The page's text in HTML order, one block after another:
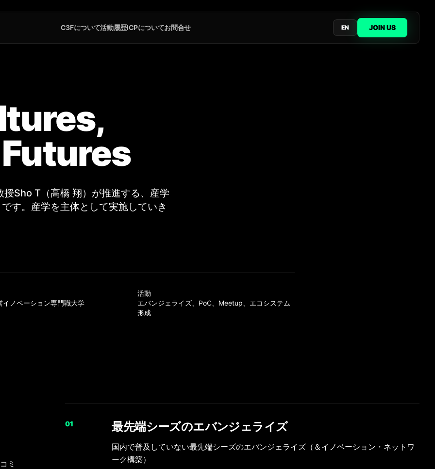
C3Fについて活動履歴ICPについてお問合せ EN JOIN US
Sho T（高橋 翔）が推進する、産学
す。産学を主体として実施していき
イノベーション専門職大学
活動
エバンジェライズ、PoC、Meetup、エコシステム
形成
ミ
01 最先端シーズのエバンジェライズ
国内で普及していない最先端シーズのエバンジェライズ（＆イノベーション・ネットワ
ーク構築）